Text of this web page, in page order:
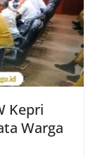
Kepri
Warga